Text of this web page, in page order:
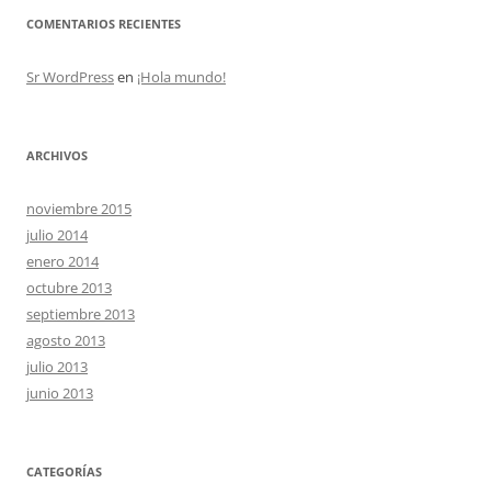
COMENTARIOS RECIENTES
Sr WordPressen ¡Hola mundo!
ARCHIVOS
noviembre 2015
julio 2014
enero 2014
octubre 2013
septiembre 2013
agosto 2013
julio 2013
junio 2013
CATEGORÍAS